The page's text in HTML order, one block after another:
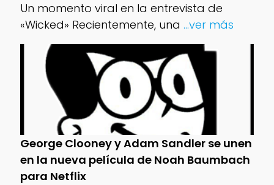
Un momento viral en la entrevista de
«Wicked» Recientemente, una ...ver más
George Clooney y Adam Sandler se unen
en la nueva película de Noah Baumbach
para Netflix